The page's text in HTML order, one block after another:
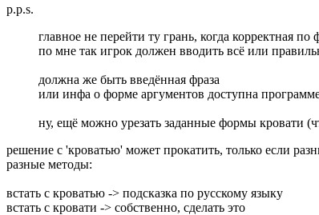
p.p.s.
главное не перейти ту грань, когда корректная
по мне так игрок должен вводить всё или
должна же быть введённая фраза
или инфа о форме аргументов доступна
ну, ещё можно урезать заданные формы кровати
решение с 'кроватью' может прокатить, только если
разные методы:
встать с кроватью -> подсказка по русскому языку
встать с кровати -> собственно, сделать это